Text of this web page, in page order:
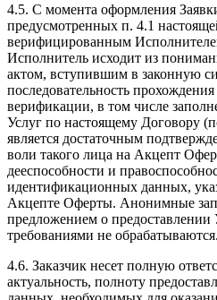
4.5. С момента оформления
предусмотренных п. 4.1
верифицированным
Исполнитель исходит из
актом, вступившим в законную
последовательность
верификации, в том числе
Услуг по настоящему Договору
является достаточным
воли такого лица на Акцепт
дееспособности и
идентификационных данных,
Акцепте Оферты. Анонимные
предложением о
требованиями не обрабатываются.
4.6. Заказчик несет полную
актуальность, полноту